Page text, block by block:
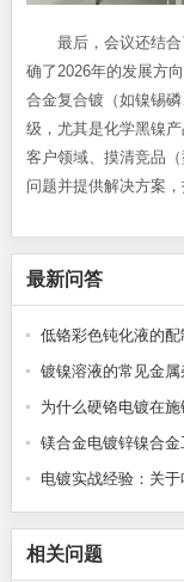
最后，会议还结
确了2026年的发展方
合金复合镀（如镍锡
级，尤其是化学黑镍
客户领域、摸清竞品
问题并提供解决方案，
最新问答
低铬彩色钝化液的配
镀镍溶液的常见金属
电镀实战经验：关
相关问题